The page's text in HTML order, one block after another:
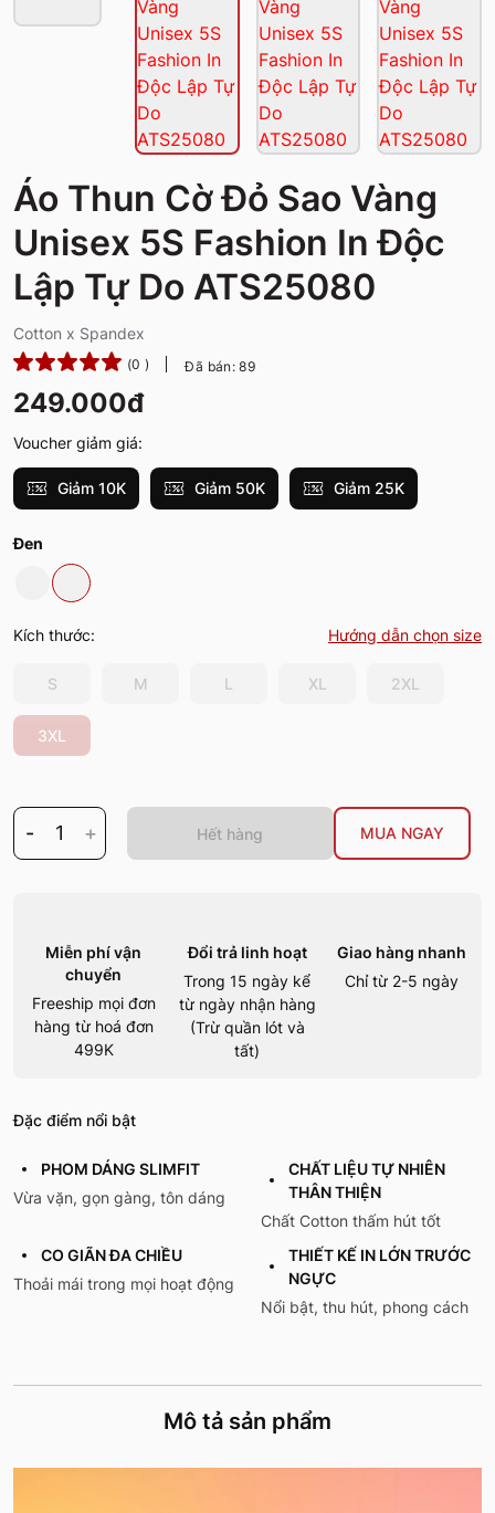
Áo Thun Cờ Đỏ Sao Vàng
Unisex 5S Fashion In Độc
Lập Tự Do ATS25080
Cotton x Spandex
(0 ) Đã bán: 89
249.000đ
Voucher giảm giá:
Giảm 10K Giảm 50K Giảm 25K
Đen
Kích thước: Hướng dẫn chọn size
S M L XL 2XL
3XL
- 1 + Hết hàng MUA NGAY
Miễn phí vận
chuyển
Freeship mọi đơn
hàng từ hoá đơn
499K
Đổi trả linh hoạt
Trong 15 ngày kể
từ ngày nhận hàng
(Trừ quần lót và
tất)
Giao hàng nhanh
Chỉ từ 2-5 ngày
Đặc điểm nổi bật
PHOM DÁNG SLIMFIT
Vừa vặn, gọn gàng, tôn dáng
CHẤT LIỆU TỰ NHIÊN
THÂN THIỆN
Chất Cotton thấm hút tốt
CO GIÃN ĐA CHIỀU
Thoải mái trong mọi hoạt động
THIẾT KẾ IN LỚN TRƯỚC
NGỰC
Nổi bật, thu hút, phong cách
Mô tả sản phẩm